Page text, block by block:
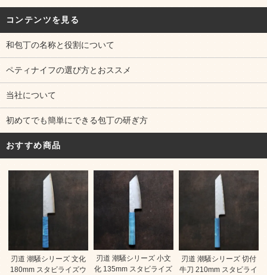
コンテンツを見る
和包丁の名称と役割について
ペティナイフの選び方とおススメ
当社について
初めてでも簡単にできる包丁の研ぎ方
おすすめ商品
刃道 潮騒シリーズ 文化
180mm スタビライズウ
刃道 潮騒シリーズ 小文
化 135mm スタビライズ
刃道 潮騒シリーズ 切付
牛刀 210mm スタビライ